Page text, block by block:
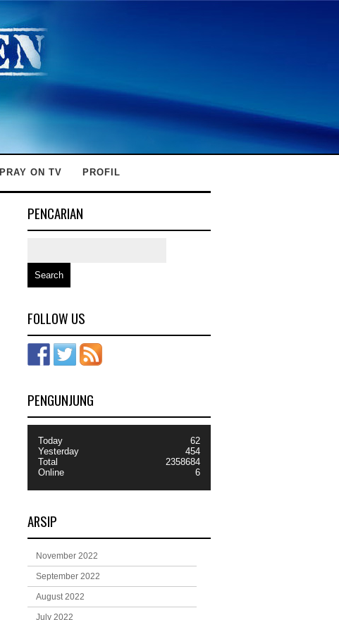
PRAY ON TV PROFIL
PENCARIAN
FOLLOW US
PENGUNJUNG
Today
Yesterday
Total
Online
62
454
2358684
6
ARSIP
November 2022
September 2022
August 2022
July 2022